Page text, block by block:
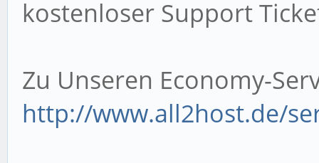
kostenloser Support
Zu Unseren Economy-
http://www.all2host.de/